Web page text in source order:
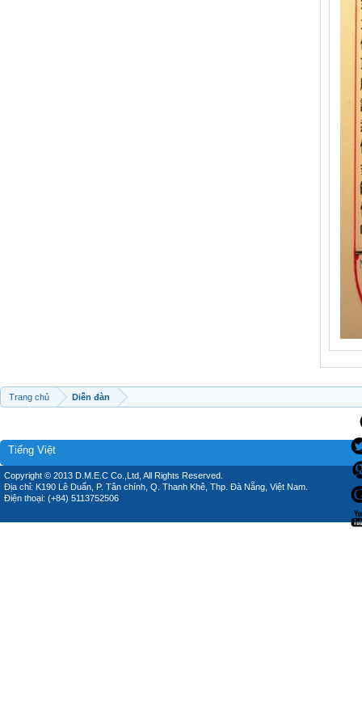
Trang chủ Diễn đàn
Tiếng Việt
Copyright © 2013 D.M.E.C Co.,Ltd, All Rights Reserved.
Địa chỉ: K190 Lê Duẩn, P. Tân chính, Q. Thanh Khê, Thp. Đà Nẵng, Việt Nam.
Điện thoại: (+84) 5113752506